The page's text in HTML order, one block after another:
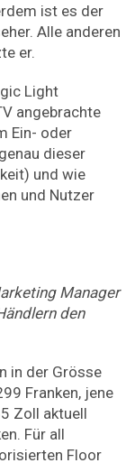
ist es der
Alle anderen
er.
Light
angebrachte
Ein- oder
dieser
und wie
und Nutzer
Manager
den
in der Grösse
Franken, jene
Zoll aktuell
Für all
Floor